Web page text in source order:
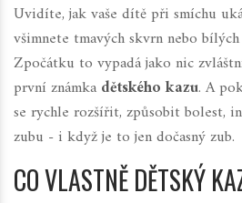
Uvidíte, jak vaše dítě při smíchu
všimnete tmavých skvrn nebo
Zpočátku to vypadá jako nic
první známka dětského kazu. A
se rychle rozšířit, způsobit bolest,
zubu - i když je to jen dočasný zub.
CO VLASTNĚ DĚTSKÝ